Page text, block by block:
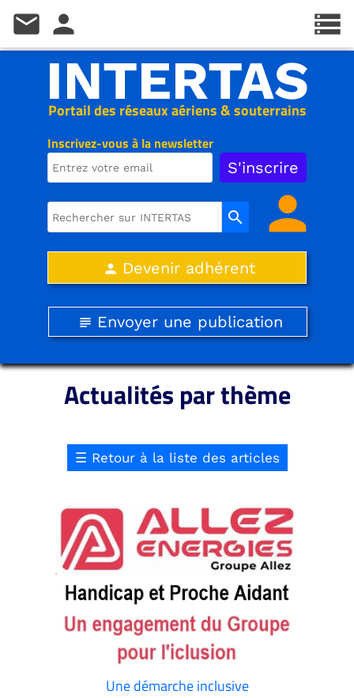
Inscrivez-vous à la newsletter
Portail des réseaux aériens & souterrains
INTERTAS
search person
person Devenir adhérent
subject Envoyer une publication
Actualités par thème
☰ Retour à la liste des articles
Une démarche inclusive
storage
mail person